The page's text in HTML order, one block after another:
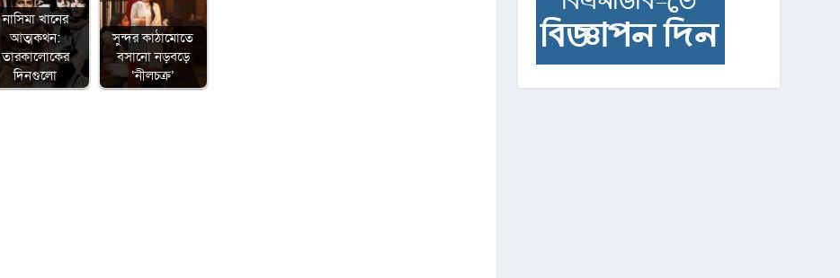
নাসিমা খানের
আত্মকথন:
তারকালোকের
দিনগুলো
সুন্দর কাঠামোতে
বসানো নড়বড়ে
‘নীলচক্র’